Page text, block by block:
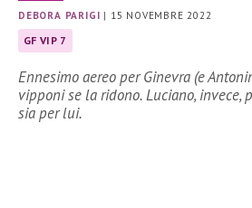
DEBORA PARIGI | 15 NOVEMBRE 2022
GF VIP 7
Ennesimo aereo per Ginevra (e
vipponi se la ridono. Luciano, invece,
sia per lui.